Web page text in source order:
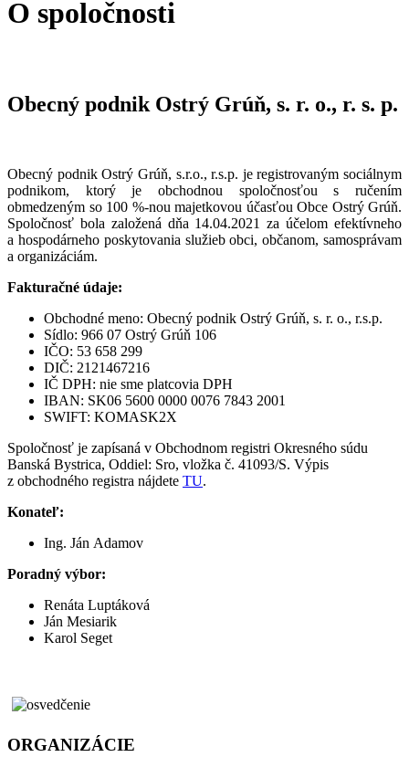
O spoločnosti
Obecný podnik Ostrý Grúň, s. r. o., r. s. p.
Obecný podnik Ostrý Grúň, s.r.o., r.s.p. je registrovaným sociálnym
podnikom, ktorý je obchodnou spoločnosťou s ručením
obmedzeným so 100 %-nou majetkovou účasťou Obce Ostrý Grúň.
Spoločnosť bola založená dňa 14.04.2021 za účelom efektívneho
a hospodárneho poskytovania služieb obci, občanom, samosprávam
a organizáciám.
Fakturačné údaje:
Obchodné meno: Obecný podnik Ostrý Grúň, s. r. o., r.s.p.
Sídlo: 966 07 Ostrý Grúň 106
IČO: 53 658 299
DIČ: 2121467216
IČ DPH: nie sme platcovia DPH
IBAN: SK06 5600 0000 0076 7843 2001
SWIFT: KOMASK2X
Spoločnosť je zapísaná v Obchodnom registri Okresného súdu
Banská Bystrica, Oddiel: Sro, vložka č. 41093/S. Výpis
z obchodného registra nájdete TU.
Konateľ:
Ing. Ján Adamov
Poradný výbor:
Renáta Luptáková
Ján Mesiarik
Karol Seget
ORGANIZÁCIE